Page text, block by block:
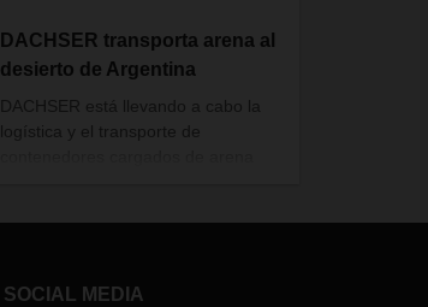
DACHSER transporta arena al
desierto de Argentina
DACHSER está llevando a cabo la
logística y el transporte de
de Vaca Muerta en Argentina.
SOCIAL MEDIA